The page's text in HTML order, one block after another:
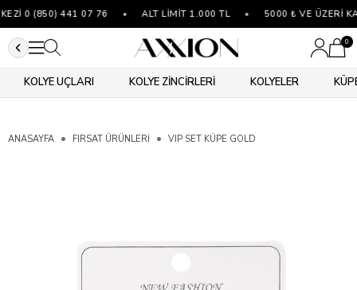
0 (850) 441 07 76 ALT LİMİT 1.000 TL 5000 ₺ VE ÜZERİ
0
KOLYE UÇLARI KOLYE ZİNCİRLERİ KOLYELER
ANASAYFA FIRSAT ÜRÜNLERİ VIP SET KÜPE GOLD